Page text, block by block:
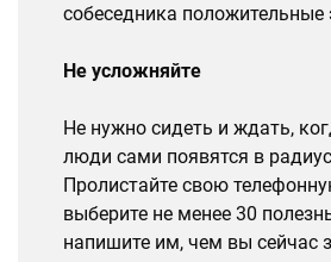
собеседника положительные
Не усложняйте
Не нужно сидеть и ждать,
люди сами появятся в
Пролистайте свою
выберите не менее 30
напишите им, чем вы сейчас